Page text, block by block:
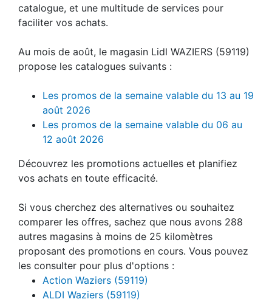
catalogue, et une multitude de services pour
faciliter vos achats.
Au mois de août, le magasin Lidl WAZIERS (59119)
propose les catalogues suivants :
Les promos de la semaine valable du 13 au 19
août 2026
Les promos de la semaine valable du 06 au
12 août 2026
Découvrez les promotions actuelles et planifiez
vos achats en toute efficacité.
Si vous cherchez des alternatives ou souhaitez
comparer les offres, sachez que nous avons 288
autres magasins à moins de 25 kilomètres
proposant des promotions en cours. Vous pouvez
les consulter pour plus d'options :
Action Waziers (59119)
ALDI Waziers (59119)